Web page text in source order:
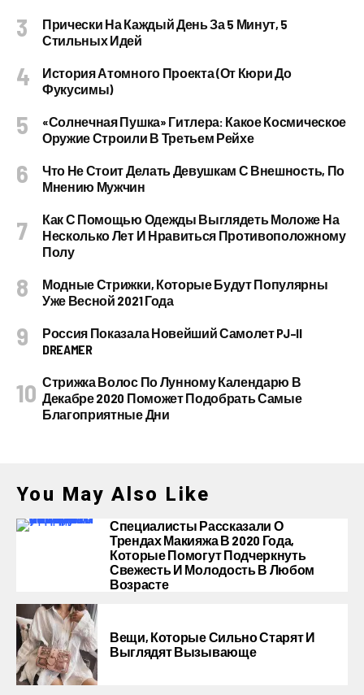
Прически На Каждый День За 5 Минут, 5
Стильных Идей
История Атомного Проекта (от Кюри До
Фукусимы)
«Солнечная Пушка» Гитлера: Какое Космическое
Оружие Строили В Третьем Рейхе
Что Не Стоит Делать Девушкам С Внешность, По
Мнению Мужчин
Как С Помощью Одежды Выглядеть Моложе На
Несколько Лет И Нравиться Противоположному
Полу
Модные Стрижки, Которые Будут Популярны
Уже Весной 2021 Года
Россия Показала Новейший Самолет PJ–II
DREAMER
Стрижка Волос По Лунному Календарю В
Декабре 2020 Поможет Подобрать Самые
Благоприятные Дни
You May Also Like
Специалисты Рассказали О
Трендах Макияжа В 2020 Года,
Которые Помогут Подчеркнуть
Свежесть И Молодость В Любом
Возрасте
Вещи, Которые Сильно Старят И
Выглядят Вызывающе